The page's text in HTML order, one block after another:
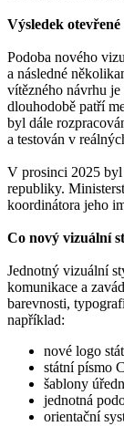
Výsledek
Podoba nového
a následné
vítězného návrhu
dlouhodobě patří
byl dále
a testován v
V prosinci 2025
republiky.
koordinátora jeho
Co nový vizuální
Jednotný vizuální
komunikace a
barevnosti,
například:
nové logo
státní písmo
šablony
jednotná
orientační